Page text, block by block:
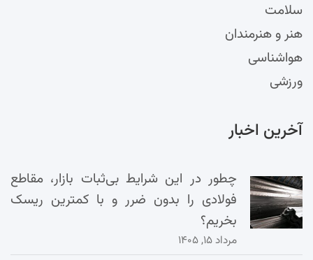
سلامت
هنر و هنرمندان
هواشناسی
ورزشی
آخرین اخبار
چطور در این شرایط بی‌ثبات بازار، مقاطع
فولادی را بدون ضرر و با کمترین ریسک
بخریم؟
مرداد ۱۵, ۱۴۰۵